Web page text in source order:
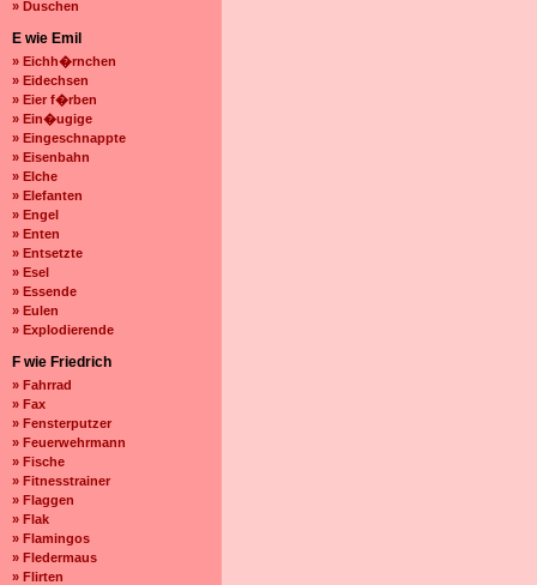
» Duschen
E wie Emil
» Eichh�rnchen
» Eidechsen
» Eier f�rben
» Ein�ugige
» Eingeschnappte
» Eisenbahn
» Elche
» Elefanten
» Engel
» Enten
» Entsetzte
» Esel
» Essende
» Eulen
» Explodierende
F wie Friedrich
» Fahrrad
» Fax
» Fensterputzer
» Feuerwehrmann
» Fische
» Fitnesstrainer
» Flaggen
» Flak
» Flamingos
» Fledermaus
» Flirten